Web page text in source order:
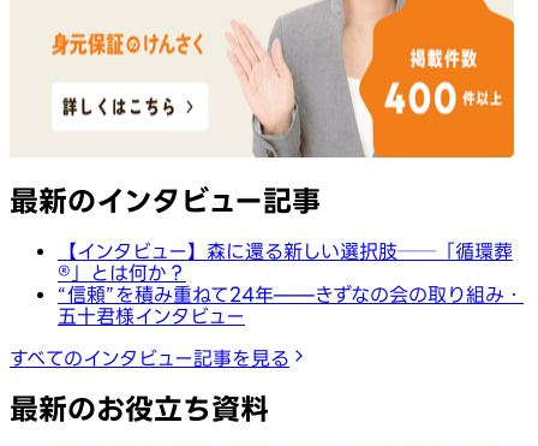
最新のインタビュー記事
【インタビュー】森に還る新しい選択肢──「循環葬
®︎」とは何か？
“信頼”を積み重ねて24年——きずなの会の取り組み・
五十君様インタビュー
すべてのインタビュー記事を見る
最新のお役立ち資料